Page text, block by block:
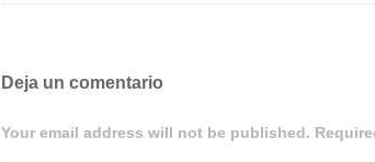
Deja un comentario
Your email address will not be published.